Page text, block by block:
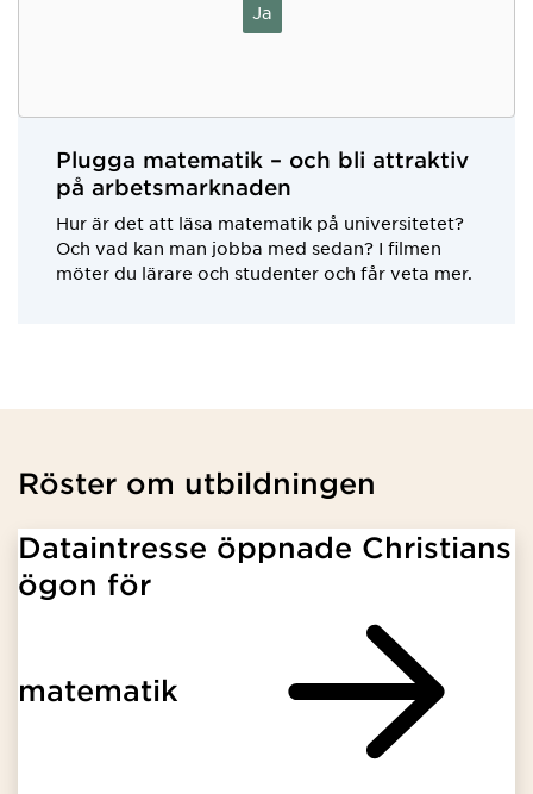
Ja
Plugga matematik – och bli attraktiv
på arbetsmarknaden
Hur är det att läsa matematik på universitetet?
Och vad kan man jobba med sedan? I filmen
möter du lärare och studenter och får veta mer.
Röster om utbildningen
Dataintresse öppnade Christians
ögon för
matematik